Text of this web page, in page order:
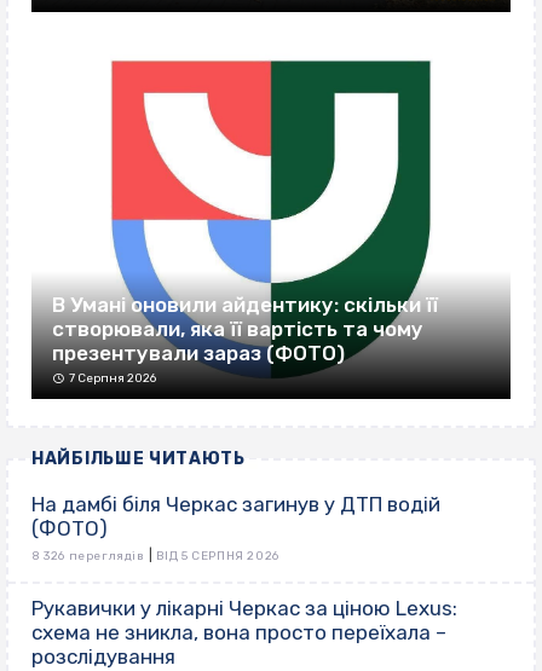
В Умані оновили айдентику: скільки її
створювали, яка її вартість та чому
презентували зараз (ФОТО)
7 Серпня 2026
НАЙБІЛЬШЕ ЧИТАЮТЬ
На дамбі біля Черкас загинув у ДТП водій
(ФОТО)
8 326 переглядів ВІД 5 СЕРПНЯ 2026
Рукавички у лікарні Черкас за ціною Lexus:
схема не зникла, вона просто переїхала –
розслідування